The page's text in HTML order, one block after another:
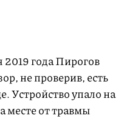
2019 года Пирогов
не проверив, есть
Устройство упало на
месте от травмы